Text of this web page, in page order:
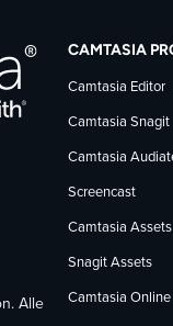
Alle
CAMTASIA
Camtasia Editor
Camtasia Snagit
Camtasia
Screencast
Camtasia Assets
Snagit Assets
Camtasia Online